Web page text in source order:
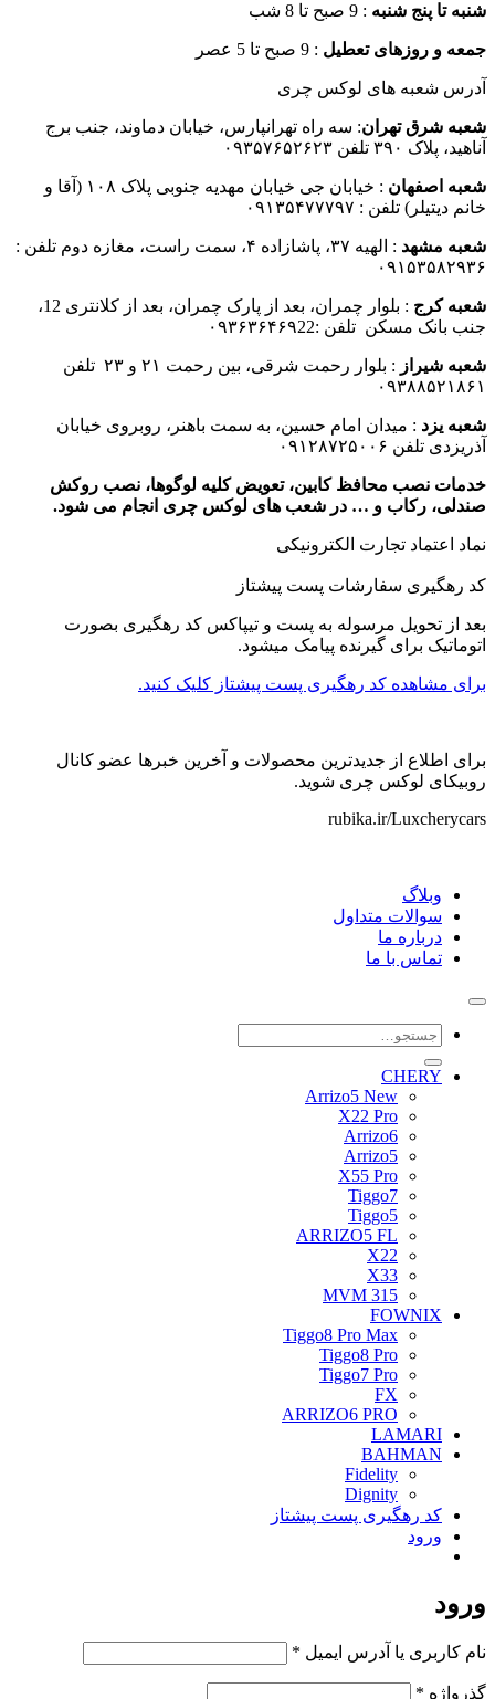
شنبه تا پنج شنبه : 9 صبح تا 8 شب
جمعه و روزهای تعطیل : 9 صبح تا 5 عصر
آدرس شعبه های لوکس چری
شعبه شرق تهران: سه راه تهرانپارس، خیابان دماوند، جنب برج
آناهید، پلاک ۳۹۰ تلفن ۰۹۳۵۷۶۵۲۶۲۳
شعبه اصفهان
: خیابان جی خیابان مهدیه جنوبی پلاک ۱۰۸ (آقا و
خانم دیتیلر) تلفن : ۰۹۱۳۵۴۷۷۷۹۷
شعبه مشهد
: الهیه ۳۷، پاشازاده ۴، سمت راست، مغازه دوم تلفن :
۰۹۱۵۳۵۸۲۹۳۶
شعبه کرج
: بلوار چمران، بعد از پارک چمران، بعد از کلانتری 12،
جنب بانک مسکن تلفن :۰۹۳۶۳۶۴۶۹22
شعبه شیراز
: بلوار رحمت شرقی، بین رحمت ۲۱ و ۲۳ تلفن
۰۹۳۸۸۵۲۱۸۶۱
شعبه یزد : میدان امام حسین، به سمت باهنر، روبروی خیابان
آذریزدی تلفن ۰۹۱۲۸۷۲۵۰۰۶
خدمات نصب محافظ کابین، تعویض کلیه لوگوها، نصب روکش
صندلی، رکاب و … در شعب های لوکس چری انجام می شود.
نماد اعتماد تجارت الكترونیكی
کد رهگیری سفارشات پست پیشتاز
بعد از تحویل مرسوله به پست و تیپاکس کد رهگیری بصورت
اتوماتیک برای گیرنده پیامک میشود.
برای مشاهده کد رهگیری پست پیشتاز کلیک کنید.
برای اطلاع از جدیدترین محصولات و آخرین خبرها عضو کانال
روبیکای لوکس چری شوید.
rubika.ir/Luxcherycars
وبلاگ
سوالات متداول
درباره ما
تماس با ما
جستجو
CHERY
Arrizo5 New
X22 Pro
Arrizo6
Arrizo5
X55 Pro
Tiggo7
Tiggo5
ARRIZO5 FL
X22
X33
MVM 315
FOWNIX
Tiggo8 Pro Max
Tiggo8 Pro
Tiggo7 Pro
FX
ARRIZO6 PRO
LAMARI
BAHMAN
Fidelity
Dignity
کد رهگیری پست پیشتاز
ورود
ورود
نام کاربری یا آدرس ایمیل *
گذرواژه *